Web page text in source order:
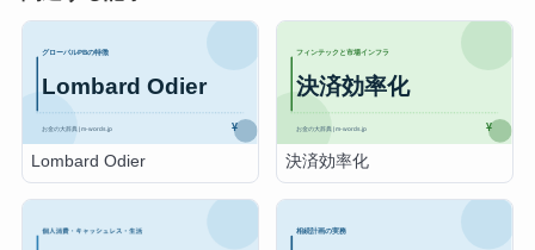
Lombard Odier 決済効率化